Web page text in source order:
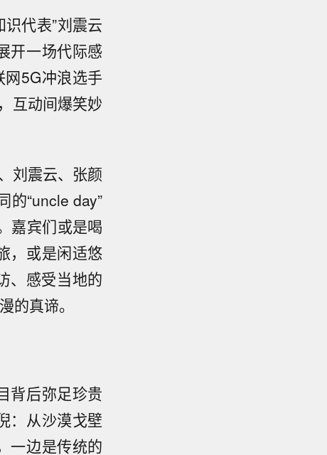
代表”刘震云
开一场代际感
网5G冲浪选手
互动间爆笑妙
刘震云、张颜
的“uncle day”
嘉宾们或是喝
，或是闲适悠
、感受当地的
的真谛。
背后弥足珍贵
：从沙漠戈壁
一边是传统的